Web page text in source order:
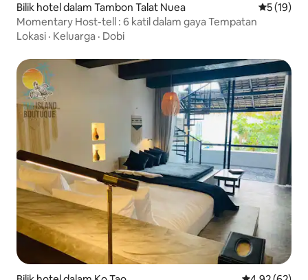
Bilik hotel dalam Tambon Talat Nuea
5 (19)
Momentary Host-tell : 6 katil dalam gaya Tempatan
Lokasi · Keluarga · Dobi